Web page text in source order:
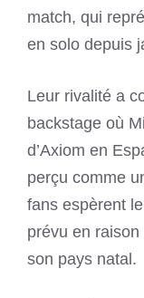
match, qui
en solo depuis
Leur rivalité a
backstage où
d’Axiom en
perçu comme
fans espèrent
prévu en raison
son pays natal.